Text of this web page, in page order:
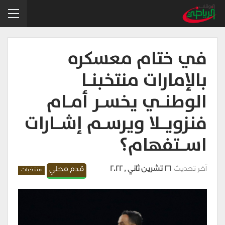
في ختام معسكره
بالإمارات منتخبنــا
الوطنــي يخســر أمــام
فنزويـــلا ويرســم إشـــارات
اســـتفهام؟
قدم محلي منتخبات آخر تحديث26 تشرين ثاني , 2022